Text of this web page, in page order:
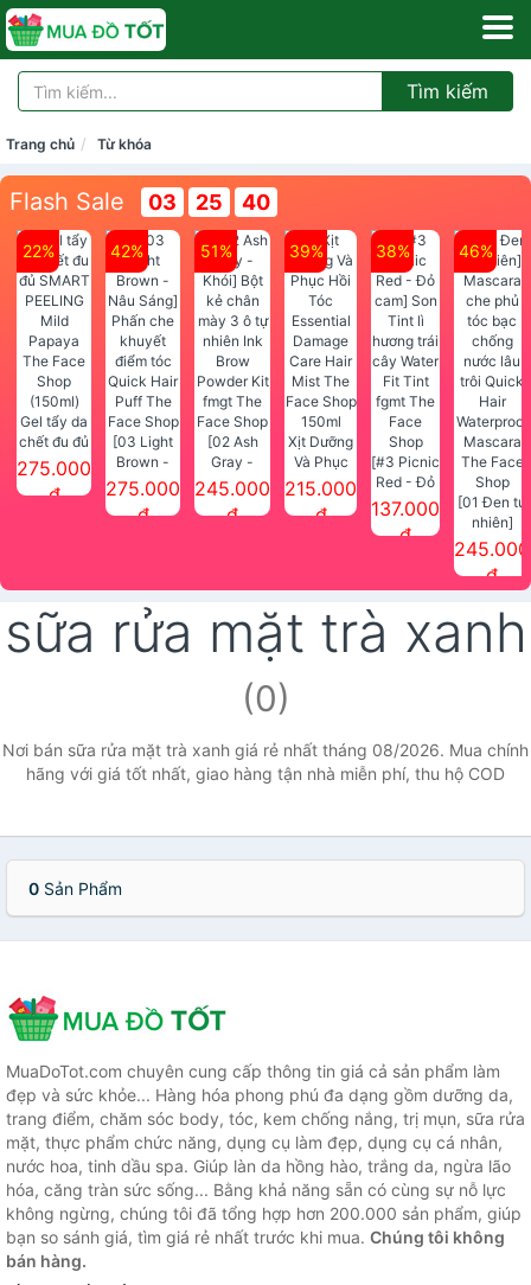
Tìm kiếm
Trang chủ Từ khóa
Flash Sale 03 25 40
22%
Gel tẩy da
chết đu đủ
SMART
PEELING
275.000
đ
42%
[03 Light
Brown -
Nâu Sáng]
Phấn che
Face Shop
275.000
đ
51%
[02 Ash
Gray -
Khói] Bột
kẻ chân
Face Shop
245.000
đ
39%
Xịt Dưỡng
Và Phục
Hồi Tóc
Essential
215.000
đ
38%
[#3 Picnic
Red - Đỏ
cam] Son
Face
Shop
137.000
đ
46%
[01 Đen tự
nhiên]
Mascara
che phủ
nước lâu
Shop
245.000
đ
sữa rửa mặt trà xanh
(0)
Nơi bán sữa rửa mặt trà xanh giá rẻ nhất tháng 08/2026. Mua chính
hãng với giá tốt nhất, giao hàng tận nhà miễn phí, thu hộ COD
0 Sản Phẩm
MuaDoTot.com chuyên cung cấp thông tin giá cả sản phẩm làm
đẹp và sức khỏe... Hàng hóa phong phú đa dạng gồm dưỡng da,
trang điểm, chăm sóc body, tóc, kem chống nắng, trị mụn, sữa rửa
mặt, thực phẩm chức năng, dụng cụ làm đẹp, dụng cụ cá nhân,
nước hoa, tinh dầu spa. Giúp làn da hồng hào, trắng da, ngừa lão
hóa, căng tràn sức sống... Bằng khả năng sẵn có cùng sự nỗ lực
không ngừng, chúng tôi đã tổng hợp hơn 200.000 sản phẩm, giúp
bạn so sánh giá, tìm giá rẻ nhất trước khi mua. Chúng tôi không
bán hàng.